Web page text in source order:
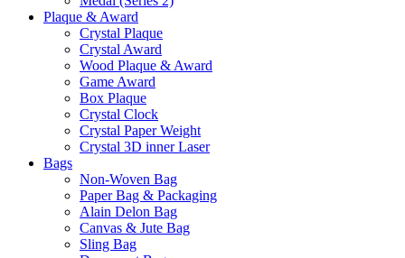
Plaque & Award
Crystal Plaque
Crystal Award
Wood Plaque & Award
Game Award
Box Plaque
Crystal Clock
Crystal Paper Weight
Crystal 3D inner Laser
Bags
Non-Woven Bag
Paper Bag & Packaging
Alain Delon Bag
Canvas & Jute Bag
Sling Bag